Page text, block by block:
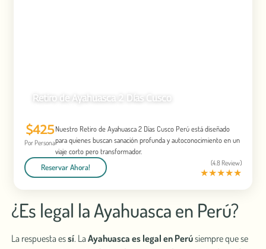
Retiro de Ayahuasca 2 Días Cusco
$425
Por Persona
Nuestro Retiro de Ayahuasca 2 Días Cusco Perú está diseñado
para quienes buscan sanación profunda y autoconocimiento en un
viaje corto pero transformador.
Reservar Ahora!
(4.8 Review)
★★★★★
¿Es legal la Ayahuasca en Perú?
La respuesta essí. La Ayahuasca es legal en Perúsiempre que se